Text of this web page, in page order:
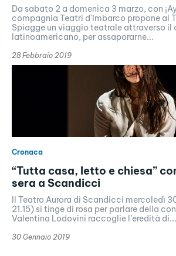
Da sabato 2 a domenica 3 marzo, con
compagnia Teatri d'Imbarco propone al
Spiagge un viaggio teatrale attraverso il
latinoamericano, per assaporarne...
28 Febbraio 2019
Cronaca
“Tutta casa, letto e chiesa”
sera a Scandicci
Il Teatro Aurora di Scandicci mercoledì
21.15) si tinge di rosa per parlare della
Valentina Lodovini raccoglie l’eredità di...
30 Gennaio 2019